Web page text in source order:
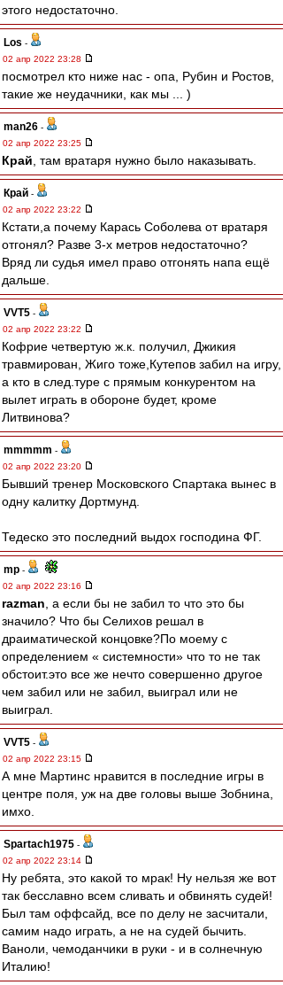
этого недостаточно.
Los -
02 апр 2022 23:28
посмотрел кто ниже нас - опа, Рубин и Ростов,
такие же неудачники, как мы ... )
man26 -
02 апр 2022 23:25
Край , там вратаря нужно было наказывать.
Край -
02 апр 2022 23:22
Кстати,а почему Карась Соболева от вратаря
отгонял? Разве 3-х метров недостаточно?
Вряд ли судья имел право отгонять напа ещё
дальше.
VVT5 -
02 апр 2022 23:22
Кофрие четвертую ж.к. получил, Джикия
травмирован, Жиго тоже,Кутепов забил на игру,
а кто в след.туре с прямым конкурентом на
вылет играть в обороне будет, кроме
Литвинова?
mmmmm -
02 апр 2022 23:20
Бывший тренер Московского Спартака вынес в
одну калитку Дортмунд.
Тедеско это последний выдох господина ФГ.
mp -
02 апр 2022 23:16
razman , а если бы не забил то что это бы
значило? Что бы Селихов решал в
драиматической концовке?По моему с
определением « системности» что то не так
обстоит.это все же нечто совершенно другое
чем забил или не забил, выиграл или не
выиграл.
VVT5 -
02 апр 2022 23:15
А мне Мартинс нравится в последние игры в
центре поля, уж на две головы выше Зобнина,
имхо.
Spartach1975 -
02 апр 2022 23:14
Ну ребята, это какой то мрак! Ну нельзя же вот
так бесславно всем сливать и обвинять судей!
Был там оффсайд, все по делу не засчитали,
самим надо играть, а не на судей бычить.
Ваноли, чемоданчики в руки - и в солнечную
Италию!